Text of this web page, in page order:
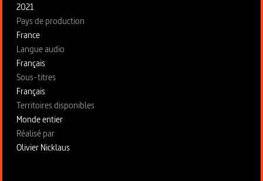
2021
Pays de production
France
Langue audio
Français
Sous-titres
Français
Territoires disponibles
Monde entier
Fiche technique section droite
Réalisé par
Olivier Nicklaus